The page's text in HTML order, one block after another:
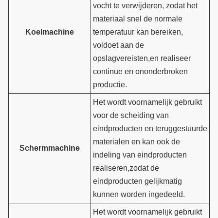
Koelmachine
vocht te verwijderen, zodat het
materiaal snel de normale
temperatuur kan bereiken,
voldoet aan de
opslagvereisten,en realiseer
continue en ononderbroken
productie.
Schermmachine
Het wordt voornamelijk gebruikt
voor de scheiding van
eindproducten en teruggestuurde
materialen en kan ook de
indeling van eindproducten
realiseren,zodat de
eindproducten gelijkmatig
kunnen worden ingedeeld.
Het wordt voornamelijk gebruikt